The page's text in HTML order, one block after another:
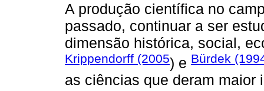
A produção científica no
passado, continuar a ser
dimensão histórica, social,
Krippendorff (2005) e Bürdek
as ciências que deram maior